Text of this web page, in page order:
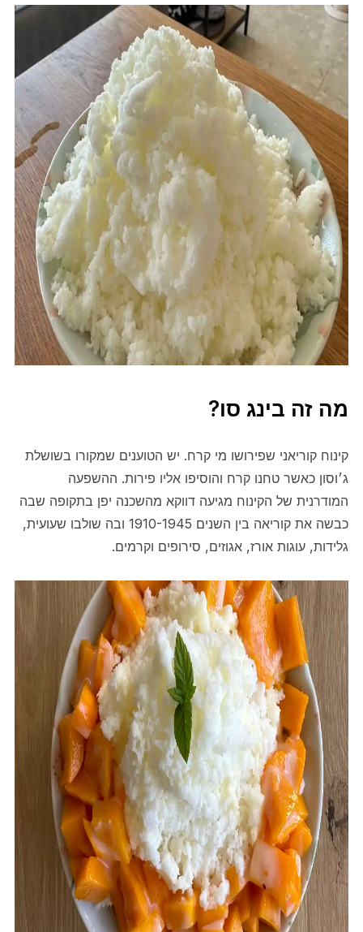
מה זה בינג סו?
קינוח קוריאני שפירושו מי קרח. יש הטוענים שמקורו בשושלת
ג׳וסון כאשר טחנו קרח והוסיפו אליו פירות. ההשפעה
המודרנית של הקינוח מגיעה דווקא מהשכנה יפן בתקופה שבה
כבשה את קוריאה בין השנים 1910-1945 ובה שולבו שעועית,
גלידות, עוגות אורז, אגוזים, סירופים וקרמים.